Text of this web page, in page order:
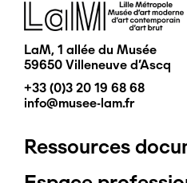
Image
LaM, 1 allée du Musée
59650 Villeneuve d'Ascq
+33 (0)3 20 19 68 68
info@musee-lam.fr
Pied
Ressources